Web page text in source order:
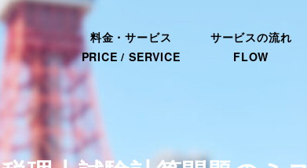
料金・サービス
PRICE / SERVICE
サービスの流れ
FLOW